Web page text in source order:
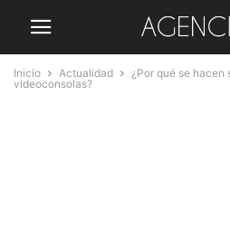
Inicio Actualidad
¿Por qué se hacen
videoconsolas?